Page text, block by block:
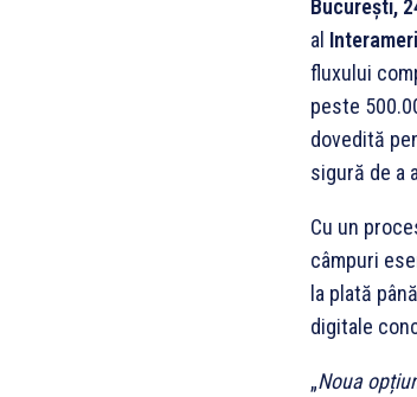
București,
al
fluxului
peste
dovedită
sigură de a
Cu un
câmpuri
la plată
digitale
„Noua